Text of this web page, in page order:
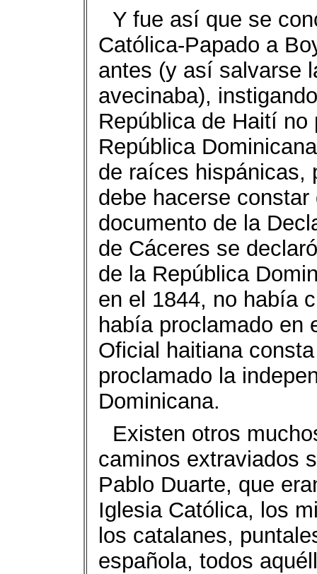
Y fue así que se
Católica-Papado a
antes (y así salvarse
avecinaba),
República de Haití
República
de raíces hispánicas,
debe hacerse
documento de la
de Cáceres se
de la República
en el 1844, no había
había proclamado en
Oficial haitiana
proclamado la
Dominicana.
Existen otros
caminos extraviados
Pablo Duarte, que
Iglesia Católica, los
los catalanes,
española, todos